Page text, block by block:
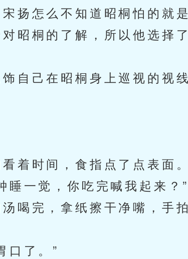
怎么不知道昭桐怕的就是
桐的了解，所以他选择
己在昭桐身上巡视的视线
时间，食指点了点表面。
一觉，你吃完喊我起来？”
完，拿纸擦干净嘴，手
了。”